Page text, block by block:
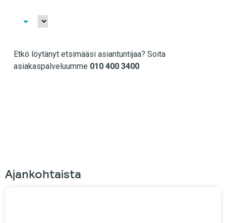
Etkö löytänyt etsimääsi asiantuntijaa? Soita
asiakaspalveluumme 010 400 3400
Ajankohtaista